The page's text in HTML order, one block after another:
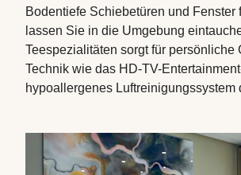
Bodentiefe Schiebetüren und
lassen Sie in die Umgebung
Teespezialitäten sorgt für
Technik wie das HD-TV-
hypoallergenes